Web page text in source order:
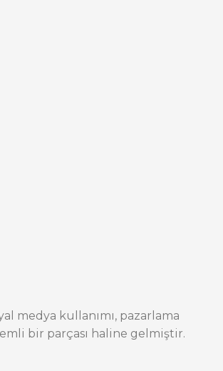
medya kullanımı, pazarlama
bir parçası haline gelmiştir.